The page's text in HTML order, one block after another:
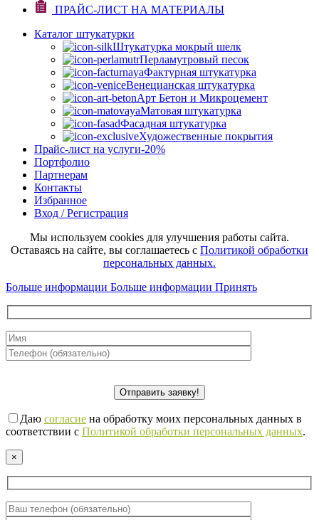
ПРАЙС-ЛИСТ НА МАТЕРИАЛЫ
Каталог штукатурки
Штукатурка мокрый шелк
Перламутровый песок
Фактурная штукатурка
Венецианская штукатурка
Арт Бетон и Микроцемент
Матовая штукатурка
Фасадная штукатурка
Художественные покрытия
Прайс-лист на услуги-20%
Портфолио
Партнерам
Контакты
Избранное
Вход / Регистрация
Мы используем cookies для улучшения работы сайта.
Оставаясь на сайте, вы соглашаетесь с Политикой обработки
персональных данных.
Больше информации Больше информации Принять
Даю согласие на обработку моих персональных данных в
соответствии с Политикой обработки персональных данных.
×